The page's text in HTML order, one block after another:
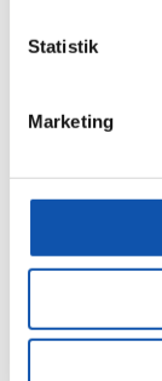
Statistik
Marketing
Princip 5
Princip 6
arbejdslivet